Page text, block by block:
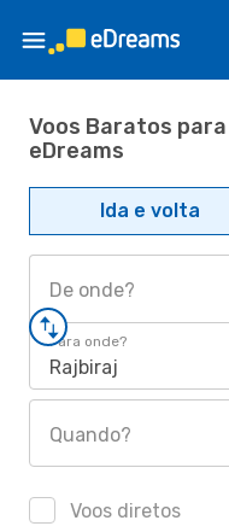
Voos Baratos
eDreams
Ida e volta
De onde?
Para onde?
Rajbiraj
Quando?
Voos diretos